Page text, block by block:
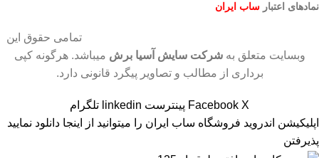
نمادهای اعتبار ساب ایران
تمامی حقوق این
وبسایت متعلق بهشرکت سایش آسیا برش میباشد. هرگونه کپی
برداری از مطالب و تصاویر پیگرد قانونی دارد.
Facebook X پینترست linkedin تلگرام
اپلیکیشن اندروید فروشگاه ساب ایران را میتوانید از اینجا دانلود نمایید
پذیرفتن